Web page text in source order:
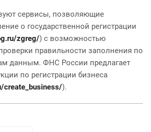
сервисы, позволяющие
о государственной регистрации
zgreg/) с возможностью
правильности заполнения по
данным. ФНС России предлагает
по регистрации бизнеса
create_business/).